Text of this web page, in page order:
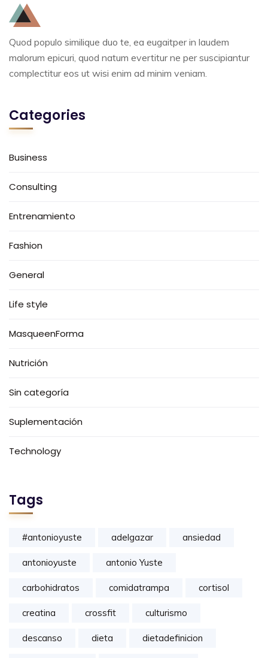
Quod populo similique duo te, ea eugaitper in laudem
malorum epicuri, quod natum evertitur ne per suscipiantur
complectitur eos ut wisi enim ad minim veniam.
Categories
Business
Consulting
Entrenamiento
Fashion
General
Life style
MasqueenForma
Nutrición
Sin categoría
Suplementación
Technology
Tags
#antonioyuste adelgazar ansiedad
antonioyuste antonio Yuste
carbohidratos comidatrampa cortisol
creatina crossfit culturismo
descanso dieta dietadefinicion